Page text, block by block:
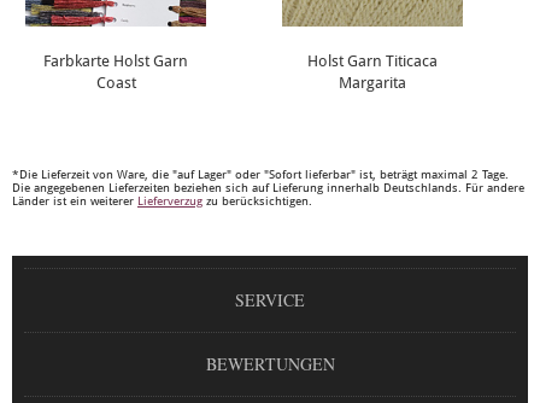
Farbkarte Holst Garn
Coast
Holst Garn Titicaca
Margarita
*Die Lieferzeit von Ware, die "auf Lager" oder "Sofort lieferbar" ist, beträgt maximal 2 Tage.
Die angegebenen Lieferzeiten beziehen sich auf Lieferung innerhalb Deutschlands. Für andere
Länder ist ein weiterer Lieferverzug zu berücksichtigen.
SERVICE
BEWERTUNGEN